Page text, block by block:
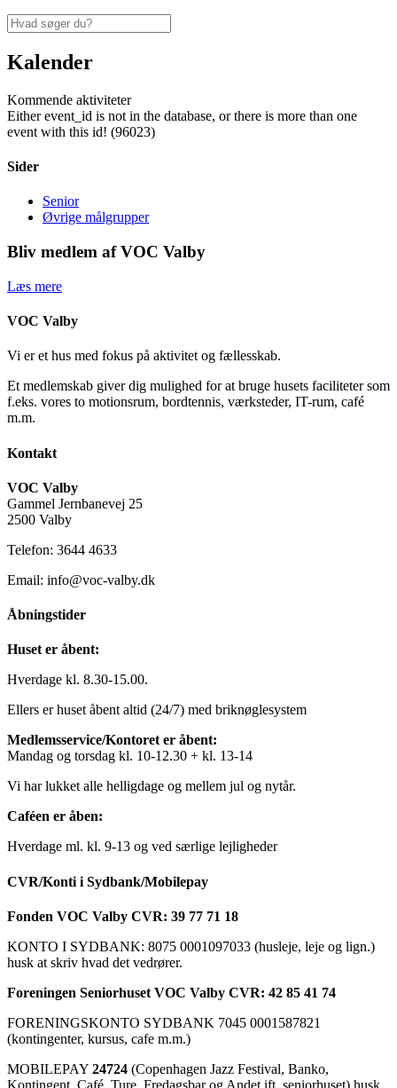
Kalender
Kommende aktiviteter
Either event_id is not in the database, or there is more than one
event with this id! (96023)
Sider
Senior
Øvrige målgrupper
Bliv medlem af VOC Valby
Læs mere
VOC Valby
Vi er et hus med fokus på aktivitet og fællesskab.
Et medlemskab giver dig mulighed for at bruge husets faciliteter som
f.eks. vores to motionsrum, bordtennis, værksteder, IT-rum, café
m.m.
Kontakt
VOC Valby
Gammel Jernbanevej 25
2500 Valby
Telefon: 3644 4633
Email: info@voc-valby.dk
Åbningstider
Huset er åbent:
Hverdage kl. 8.30-15.00.
Ellers er huset åbent altid (24/7) med briknøglesystem
Medlemsservice/Kontoret er åbent:
Mandag og torsdag kl. 10-12.30 + kl. 13-14
Vi har lukket alle helligdage og mellem jul og nytår.
Caféen er åben:
Hverdage ml. kl. 9-13 og ved særlige lejligheder
CVR/Konti i Sydbank/Mobilepay
Fonden VOC Valby CVR: 39 77 71 18
KONTO I SYDBANK: 8075 0001097033 (husleje, leje og lign.)
husk at skriv hvad det vedrører.
Foreningen Seniorhuset VOC Valby CVR: 42 85 41 74
FORENINGSKONTO SYDBANK 7045 0001587821
(kontingenter, kursus, cafe m.m.)
MOBILEPAY 24724 (Copenhagen Jazz Festival, Banko,
Kontingent, Café, Ture, Fredagsbar og Andet ift. seniorhuset) husk